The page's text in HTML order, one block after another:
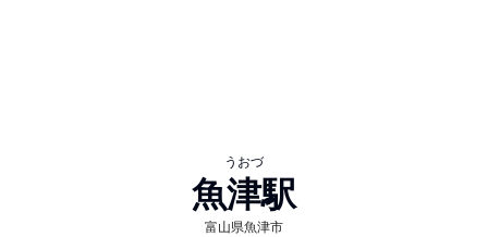
うおづ
魚津駅
富山県魚津市